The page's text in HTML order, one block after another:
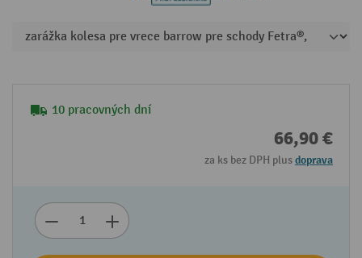
10 pracovných dní
66,90 €
za ks bez DPH plusdoprava